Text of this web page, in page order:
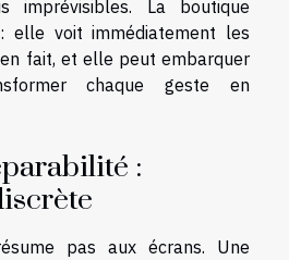
imprévisibles. La boutique
elle voit immédiatement les
fait, et elle peut embarquer
chaque geste en
:
pas aux écrans. Une